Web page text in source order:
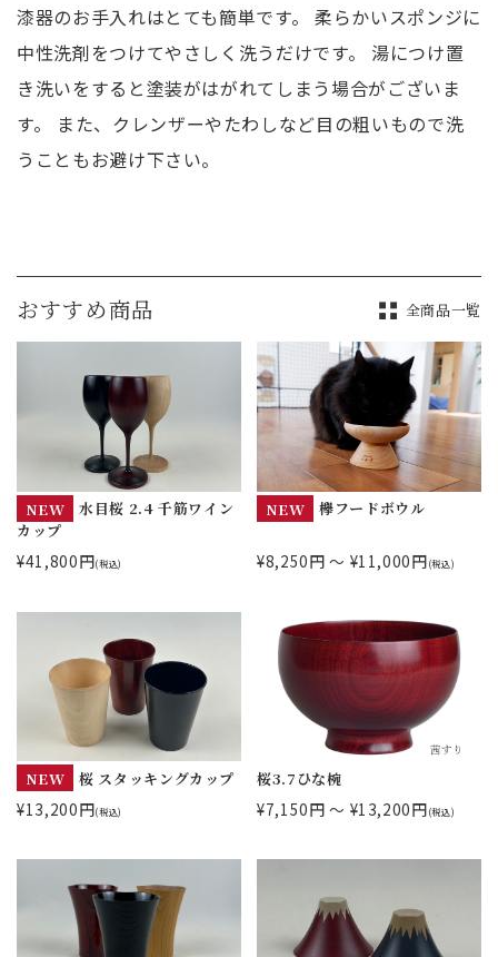
漆器のお手入れはとても簡単です。 柔らかいスポンジに
中性洗剤をつけてやさしく洗うだけです。 湯につけ置
き洗いをすると塗装がはがれてしまう場合がございま
す。 また、クレンザーやたわしなど目の粗いもので洗
うこともお避け下さい。
おすすめ商品 全商品一覧
NEW
水目桜 2.4 千筋ワイン
カップ
¥41,800円(税込)
NEW 欅フードボウル
¥8,250円 ～ ¥11,000円(税込)
NEW 桜 スタッキングカップ
¥13,200円(税込)
桜3.7ひな椀
¥7,150円 ～ ¥13,200円(税込)